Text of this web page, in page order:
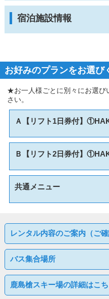
宿泊施設情報
お好みのプランをお選び
★お一人様ごとに別々にお選び
さい。
Ａ【リフト1日券付】
Ｂ【リフト2日券付】
共通メニュー
レンタル内容のご案内（ご確
バス集合場所
鹿島槍スキー場の詳細はこ